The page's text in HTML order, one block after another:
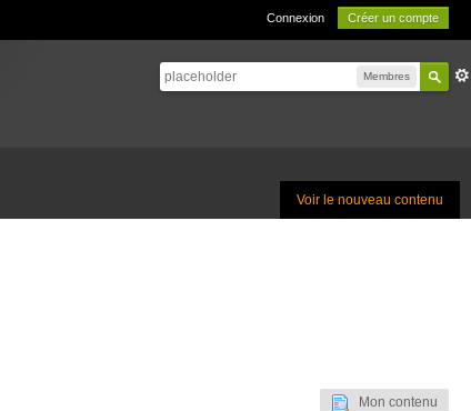
Connexion Créer un compte
Membres
Voir le nouveau contenu
Mon contenu